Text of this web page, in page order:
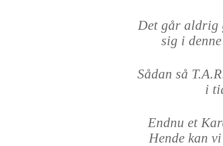
Det går aldrig
sig i
Sådan så
i
Endnu et
Hende kan